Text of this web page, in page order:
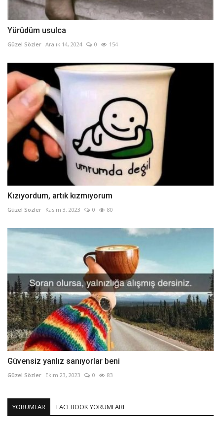
Yürüdüm usulca
Güzel Sözler Aralık 14, 2024 0 154
Kızıyordum, artık kızmıyorum
Güzel Sözler Kasım 3, 2023 0 80
Güvensiz yanlız sanıyorlar beni
Güzel Sözler Ekim 23, 2023 0 83
YORUMLAR FACEBOOK YORUMLARI